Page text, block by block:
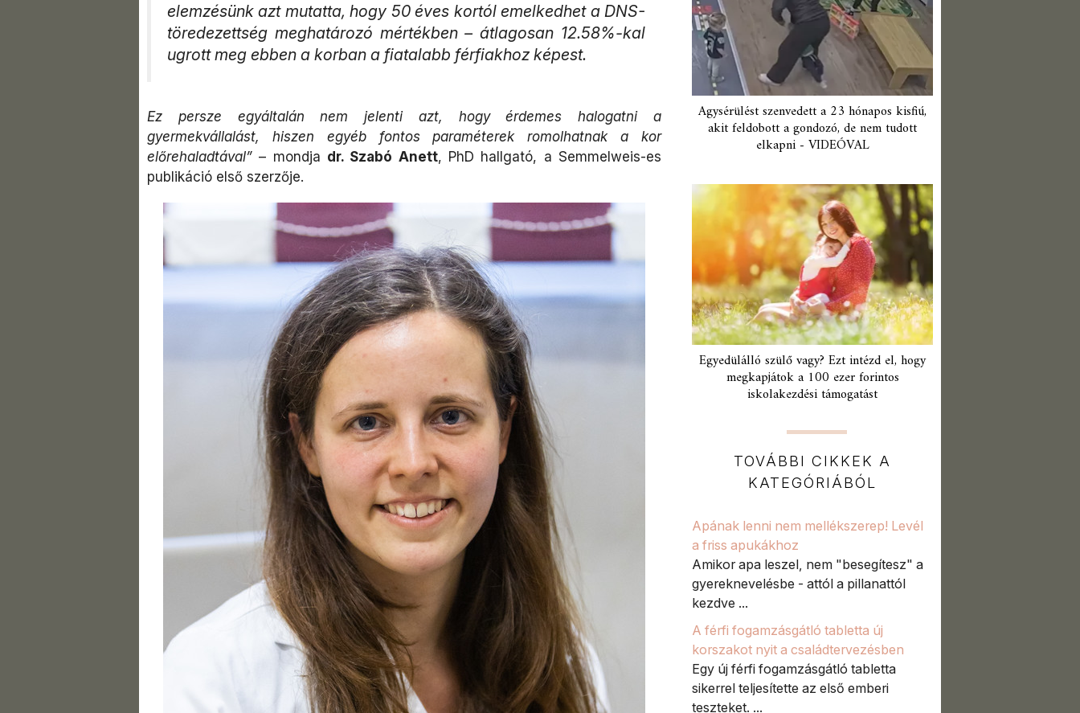
elemzésünk azt mutatta, hogy 50 éves kortól emelkedhet a DNS-
töredezettség meghatározó mértékben – átlagosan 12.58%-kal
ugrott meg ebben a korban a fiatalabb férfiakhoz képest.
Ez persze egyáltalán nem jelenti azt, hogy érdemes halogatni a
gyermekvállalást, hiszen egyéb fontos paraméterek romolhatnak a kor
előrehaladtával” – mondja dr. Szabó Anett, PhD hallgató, a Semmelweis-es
publikáció első szerzője.
Agysérülést szenvedett a 23 hónapos kisfiú,
akit feldobott a gondozó, de nem tudott
elkapni - VIDEÓVAL
Egyedülálló szülő vagy? Ezt intézd el, hogy
megkapjátok a 100 ezer forintos
iskolakezdési támogatást
TOVÁBBI CIKKEK A
KATEGÓRIÁBÓL
Apának lenni nem mellékszerep! Levél
a friss apukákhoz
Amikor apa leszel, nem "besegítesz" a
gyereknevelésbe - attól a pillanattól
kezdve ...
A férfi fogamzásgátló tabletta új
korszakot nyit a családtervezésben
Egy új férfi fogamzásgátló tabletta
sikerrel teljesítette az első emberi
teszteket. ...